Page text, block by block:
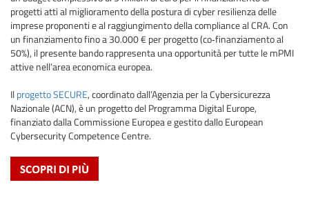
progetti atti al miglioramento della postura di cyber resilienza delle
imprese proponenti e al raggiungimento della compliance al CRA. Con
un finanziamento fino a 30.000 € per progetto (co‑finanziamento al
50%), il presente bando rappresenta una opportunità per tutte le mPMI
attive nell’area economica europea.
Ilprogetto SECURE, coordinato dall’Agenzia per la Cybersicurezza
Nazionale (ACN), è un progetto del Programma Digital Europe,
finanziato dalla Commissione Europea e gestito dallo European
Cybersecurity Competence Centre.